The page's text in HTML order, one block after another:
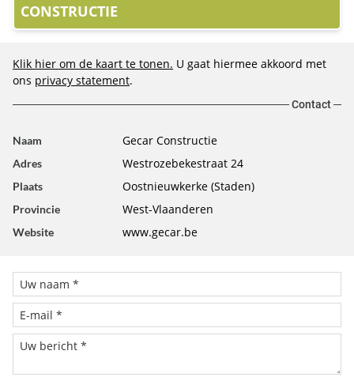
CONSTRUCTIE
Klik hier om de kaart te tonen. U gaat hiermee akkoord met
ons privacy statement.
Contact
Naam Gecar Constructie
Adres Westrozebekestraat 24
Plaats Oostnieuwkerke (Staden)
Provincie West-Vlaanderen
Website www.gecar.be